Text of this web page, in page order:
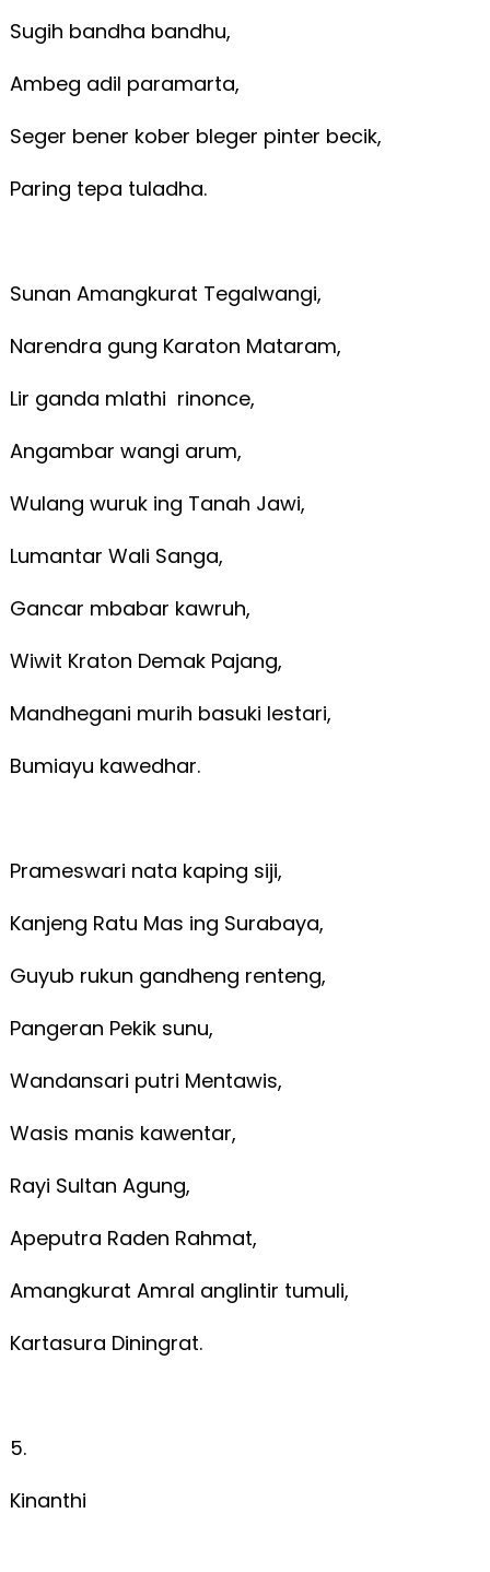
Sugih bandha bandhu,
Ambeg adil paramarta,
Seger bener kober bleger pinter becik,
Paring tepa tuladha.
Sunan Amangkurat Tegalwangi,
Narendra gung Karaton Mataram,
Lir ganda mlathi rinonce,
Angambar wangi arum,
Wulang wuruk ing Tanah Jawi,
Lumantar Wali Sanga,
Gancar mbabar kawruh,
Wiwit Kraton Demak Pajang,
Mandhegani murih basuki lestari,
Bumiayu kawedhar.
Prameswari nata kaping siji,
Kanjeng Ratu Mas ing Surabaya,
Guyub rukun gandheng renteng,
Pangeran Pekik sunu,
Wandansari putri Mentawis,
Wasis manis kawentar,
Rayi Sultan Agung,
Apeputra Raden Rahmat,
Amangkurat Amral anglintir tumuli,
Kartasura Diningrat.
5.
Kinanthi